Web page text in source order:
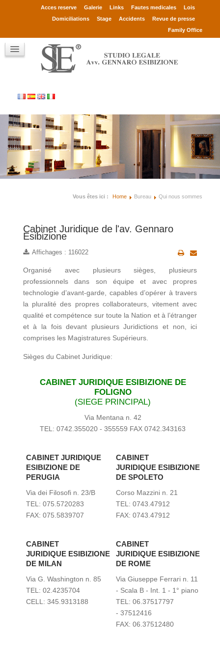
Acces reserve Galerie Links Fautes medicales
Lois
Domiciliations
Stage Accidents
Revue de presse
Family Office
Avv. Gennaro Esibizione
Associés
Clients
Qui sont
Contact
Vous êtes ici : Home Bureau Qui nous sommes
Cabinet Juridique de l'av. Gennaro
Esibizione
Affichages : 116022
Organisé avec plusieurs sièges, plusieurs
professionnels dans son équipe et avec propres
technologie d’avant-garde, capables d’opérer à travers
la pluralité des propres collaborateurs, vitement avec
qualité et compétence sur toute la Nation et à l’étranger
et à la fois devant plusieurs Juridictions et non, ici
comprises les Magistratures Supérieurs.
Sièges du Cabinet Juridique:
CABINET JURIDIQUE ESIBIZIONE DE
FOLIGNO
(SIEGE PRINCIPAL)
Via Mentana n. 42
TEL: 0742.355020 - 355559 FAX 0742.343163
CABINET JURIDIQUE
ESIBIZIONE DE
PERUGIA
Via dei Filosofi n. 23/B
TEL: 075.5720283
FAX: 075.5839707
CABINET
JURIDIQUE ESIBIZIONE
DE SPOLETO
Corso Mazzini n. 21
TEL: 0743.47912
FAX: 0743.47912
CABINET
JURIDIQUEESIBIZIONE
DE MILAN
Via G. Washington n. 85
TEL: 02.4235704
CELL: 345.9313188
CABINET
JURIDIQUEESIBIZIONE
DE ROME
Via Giuseppe Ferrari n. 11
- Scala B - Int. 1 - 1° piano
TEL: 06.37517797
- 37512416
FAX: 06.37512480